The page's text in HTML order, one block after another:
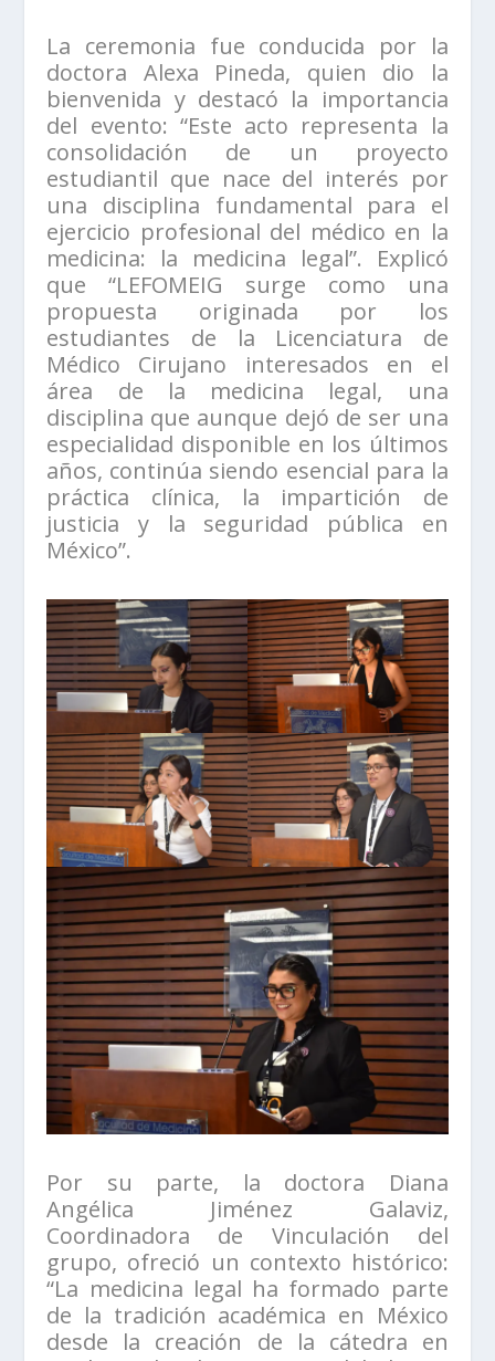
La ceremonia fue conducida por la
doctora Alexa Pineda, quien dio la
bienvenida y destacó la importancia
del evento: “Este acto representa la
consolidación de un proyecto
estudiantil que nace del interés por
una disciplina fundamental para el
ejercicio profesional del médico en la
medicina: la medicina legal”. Explicó
que “LEFOMEIG surge como una
propuesta originada por los
estudiantes de la Licenciatura de
Médico Cirujano interesados en el
área de la medicina legal, una
disciplina que aunque dejó de ser una
especialidad disponible en los últimos
años, continúa siendo esencial para la
práctica clínica, la impartición de
justicia y la seguridad pública en
México”.
Por su parte, la doctora Diana
Angélica Jiménez Galaviz,
Coordinadora de Vinculación del
grupo, ofreció un contexto histórico:
“La medicina legal ha formado parte
de la tradición académica en México
desde la creación de la cátedra en